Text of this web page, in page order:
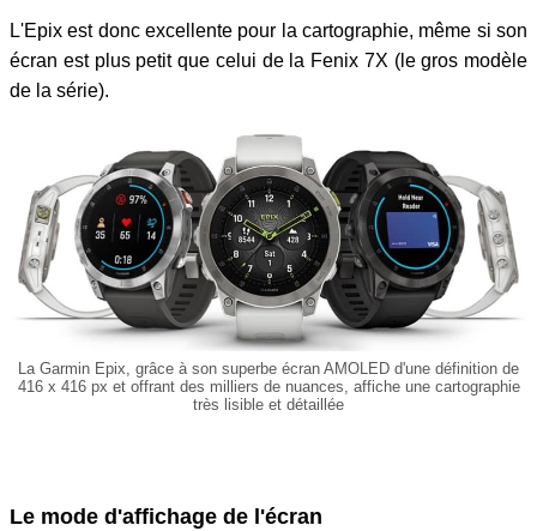
L'Epix est donc excellente pour la cartographie, même si son
écran est plus petit que celui de la Fenix 7X (le gros modèle
de la série).
La Garmin Epix, grâce à son superbe écran AMOLED d'une définition de
416 x 416 px et offrant des milliers de nuances, affiche une cartographie
très lisible et détaillée
Le mode d'affichage de l'écran